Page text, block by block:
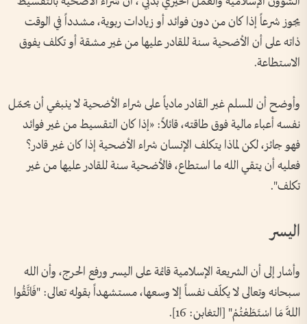
يجوز شرعاً إذا كان من دون فوائد أو زيادات ربوية، مشدداً في الوقت
ذاته على أن الأضحية سنة للقادر عليها من غير مشقة أو تكلف يفوق
الاستطاعة.
وأوضح أن المسلم غير القادر مادياً على شراء الأضحية لا ينبغي أن يحمّل
نفسه أعباء مالية فوق طاقته، قائلاً: «إذا كان التقسيط من غير فوائد
فهو جائز، لكن لماذا يتكلف الإنسان شراء الأضحية إذا كان غير قادر؟
فعليه أن يتقي الله ما استطاع، فالأضحية سنة للقادر عليها من غير
تكلف".
اليسر
وأشار إلى أن الشريعة الإسلامية قائمة على اليسر ورفع الحرج، وأن الله
سبحانه وتعالى لا يكلّف نفساً إلا وسعها، مستشهداً بقوله تعالى: "فَاتَّقُوا
اللَّهَ مَا اسْتَطَعْتُمْ" [التغابن: 16].